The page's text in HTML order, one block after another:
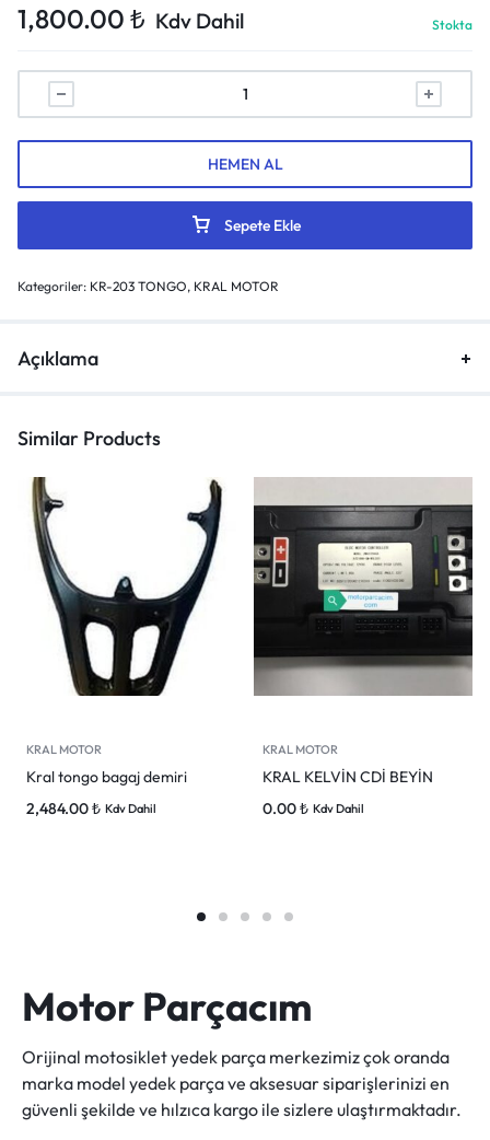
1,800.00 ₺ Kdv Dahil Stokta
Sepete Ekle
HEMEN AL
Kategoriler: KR-203 TONGO, KRAL MOTOR
Açıklama
Similar Products
KRAL MOTOR
Kral tongo bagaj demiri
2,484.00₺ Kdv Dahil
KRAL MOTOR
KRAL KELVİN CDİ BEYİN
0.00₺ Kdv Dahil
Motor Parçacım
Orijinal motosiklet yedek parça merkezimiz çok oranda
marka model yedek parça ve aksesuar siparişlerinizi en
güvenli şekilde ve hılzıca kargo ile sizlere ulaştırmaktadır.